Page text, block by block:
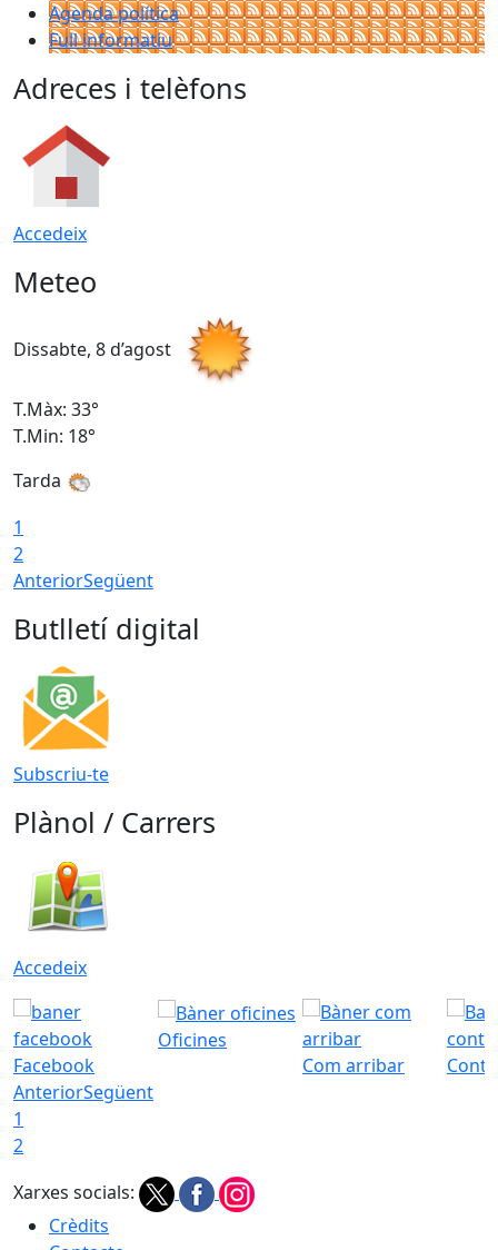
Agenda política
Full informatiu
Adreces i telèfons
Accedeix
Meteo
Dissabte, 8 d’agost
T.Màx: 33°
T.Min: 18°
Tarda
1
2
AnteriorSegüent
Butlletí digital
Subscriu-te
Plànol / Carrers
Accedeix
Facebook
Oficines
Com arribar
AnteriorSegüent
1
2
Xarxes socials:
Crèdits